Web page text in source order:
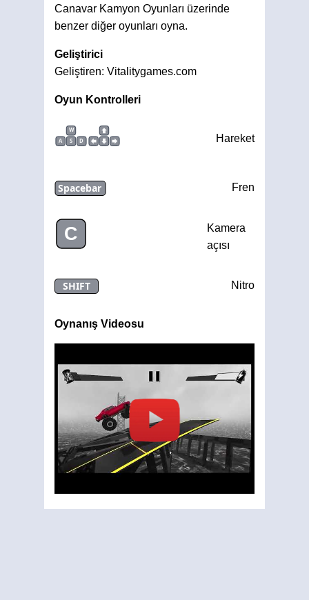
Canavar Kamyon Oyunları üzerinde
benzer diğer oyunları oyna.
Geliştirici
Geliştiren: Vitalitygames.com
Oyun Kontrolleri
W
A
S D Hareket
Spacebar Fren
C
Kamera
açısı
SHIFT Nitro
Oynanış Videosu